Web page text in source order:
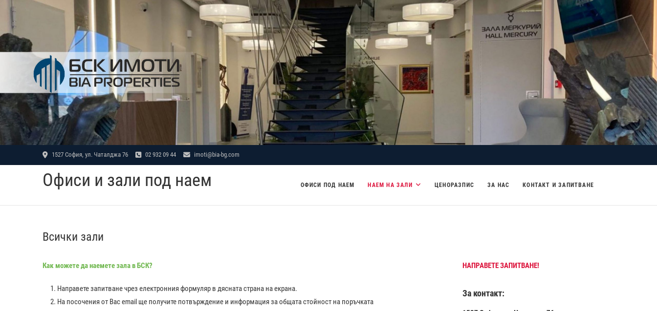
Skip
content
1527 София, ул. Чаталджа 76 02 932 09 44 imoti@bia-bg.com
Офиси и зали под наем ОФИСИ ПОД НАЕМ НАЕМ НА ЗАЛИ ЦЕНОРАЗПИС ЗА НАС КОНТАКТ И ЗАПИТВАНЕ
Всички зали
Как можете да наемете зала в БСК?
Направете запитване чрез електронния формуляр в дясната страна на екрана.
На посочения от Вас еmail ще получите потвърждение и информация за общата стойност на поръчката
НАПРАВЕТЕ ЗАПИТВАНЕ!
За контакт: